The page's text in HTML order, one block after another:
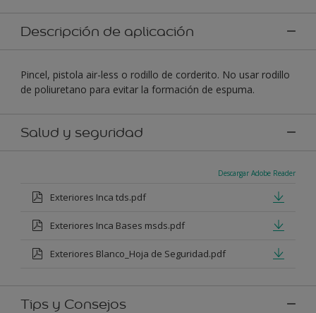
Descripción de aplicación
Pincel, pistola air-less o rodillo de corderito. No usar rodillo
de poliuretano para evitar la formación de espuma.
Salud y seguridad
Descargar Adobe Reader
Exteriores Inca tds.pdf
Exteriores Inca Bases msds.pdf
Exteriores Blanco_Hoja de Seguridad.pdf
Tips y Consejos